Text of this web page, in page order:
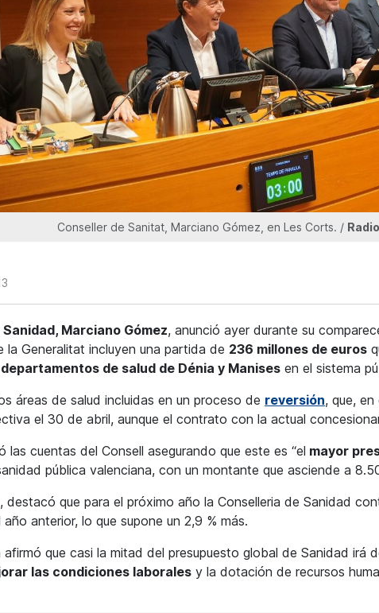
Conseller de Sanitat, Marciano Gómez, en Les Corts. /
Marciano Gómez, anunció ayer durante su
la Generalitat incluyen una partida de 236 millones de euros
departamentos de salud de Dénia y Manises en el sistema
áreas de salud incluidas en un proceso de reversión, que,
el 30 de abril, aunque el contrato con la actual
las cuentas del Consell asegurando que este es “el mayor
pública valenciana, con un montante que asciende a
destacó que para el próximo año la Conselleria de Sanidad
anterior, lo que supone un 2,9 % más.
que casi la mitad del presupuesto global de Sanidad irá
las condiciones laborales y la dotación de recursos